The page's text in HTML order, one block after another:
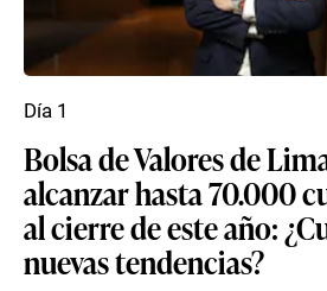
Bolsa de Valores de
alcanzar hasta 70.000
al cierre de este año:
nuevas tendencias?
Día 1